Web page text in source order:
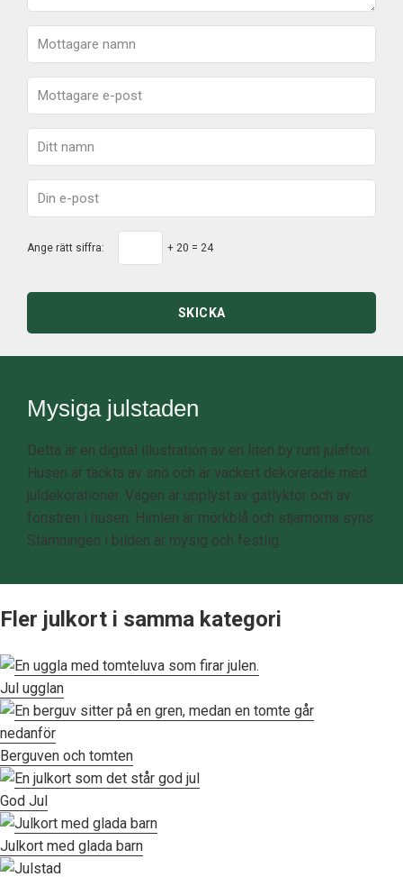
Ange rätt siffra: + 20 = 24
SKICKA
Mysiga julstaden
Detta är en digital illustration av en liten by runt julafton.
Husen är täckta av snö och är vackert dekorerade med
juldekorationer. Vägen är upplyst av gatlyktor och av
fönstren i husen. Himlen är mörkblå och stjärnorna syns.
Stämningen i bilden är mysig och festlig.
Fler julkort i samma kategori
Jul ugglan
Berguven och tomten
God Jul
Julkort med glada barn